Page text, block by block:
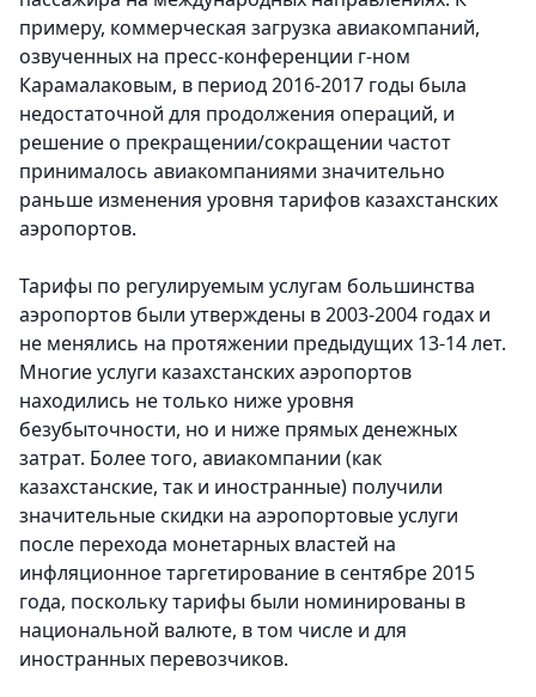
примеру, коммерческая загрузка авиакомпаний,
озвученных на пресс-конференции г-ном
Карамалаковым, в период 2016-2017 годы была
недостаточной для продолжения операций, и
решение о прекращении/сокращении частот
принималось авиакомпаниями значительно
раньше изменения уровня тарифов казахстанских
аэропортов.
Тарифы по регулируемым услугам большинства
аэропортов были утверждены в 2003-2004 годах и
не менялись на протяжении предыдущих 13-14 лет.
Многие услуги казахстанских аэропортов
находились не только ниже уровня
безубыточности, но и ниже прямых денежных
затрат. Более того, авиакомпании (как
казахстанские, так и иностранные) получили
значительные скидки на аэропортовые услуги
после перехода монетарных властей на
инфляционное таргетирование в сентябре 2015
года, поскольку тарифы были номинированы в
национальной валюте, в том числе и для
иностранных перевозчиков.